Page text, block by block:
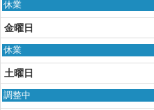
月
19th
2026
木
日,
8
月
20th
2026
休業
金曜日
金
日,
8
月
21st
休業
土曜日
土
調整中